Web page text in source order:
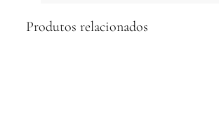
Produtos relacionados